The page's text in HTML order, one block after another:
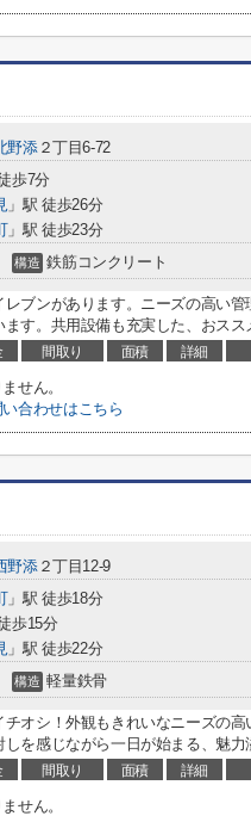
野添２丁目6-72
歩7分
」駅 徒歩26分
」駅 徒歩23分
構造 鉄筋コンクリート
ブンがあります。ニーズの高い管
す。共用設備も充実した、おスス
間取り 面積 詳細
せん。
合わせはこちら
野添２丁目12-9
」駅 徒歩18分
歩15分
」駅 徒歩22分
構造 軽量鉄骨
チオシ！外観もきれいなニーズの
を感じながら一日が始まる、魅力
間取り 面積 詳細
せん。